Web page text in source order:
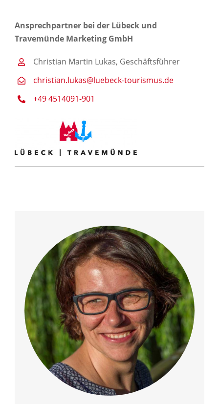
Ansprechpartner bei der Lübeck und
Travemünde Marketing GmbH
Christian Martin Lukas, Geschäftsführer
christian.lukas@luebeck-tourismus.de
+49 4514091-901